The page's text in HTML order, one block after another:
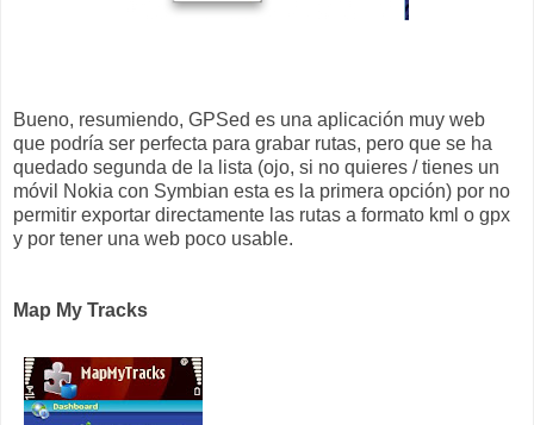
Bueno, resumiendo, GPSed es una aplicación muy web
que podría ser perfecta para grabar rutas, pero que se ha
quedado segunda de la lista (ojo, si no quieres / tienes un
móvil Nokia con Symbian esta es la primera opción) por no
permitir exportar directamente las rutas a formato kml o gpx
y por tener una web poco usable.
Map My Tracks